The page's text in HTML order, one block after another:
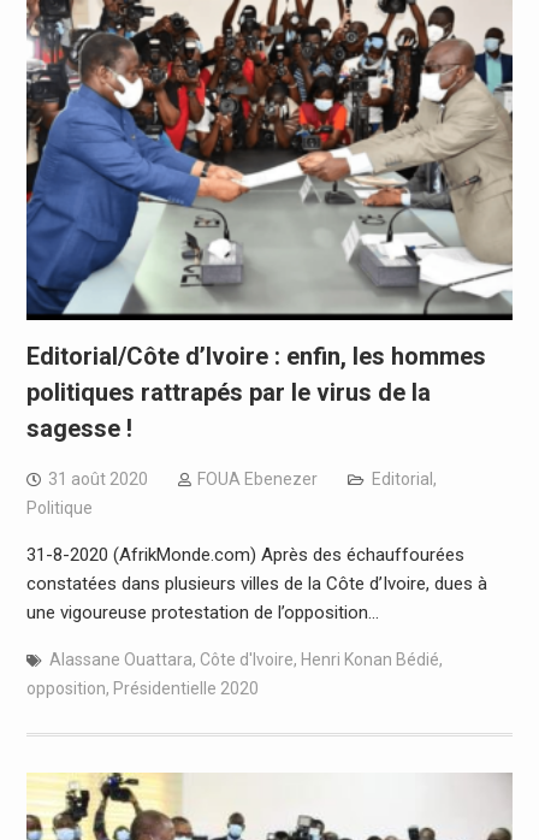
Editorial/Côte d’Ivoire : enfin, les hommes
politiques rattrapés par le virus de la
sagesse !
31 août 2020 FOUA Ebenezer Editorial ,
Politique
31-8-2020 (AfrikMonde.com) Après des échauffourées
constatées dans plusieurs villes de la Côte d’Ivoire, dues à
une vigoureuse protestation de l’opposition…
Alassane Ouattara, Côte d'Ivoire, Henri Konan Bédié,
opposition, Présidentielle 2020